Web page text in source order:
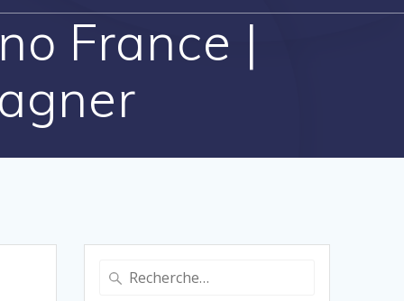
France |
Recherche
pour